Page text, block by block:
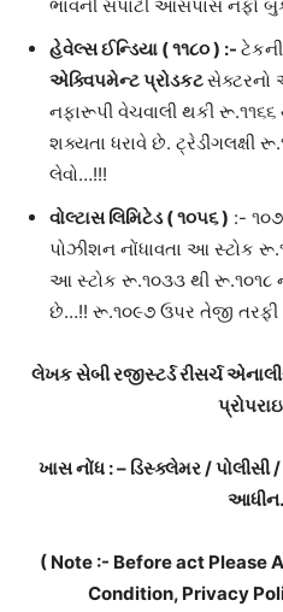
ભાવની સપાટી આસપાસ નફો
હેવેલ્સ ઈન્ડિયા ( ૧૧૮૦) :-
એક્વિપમેન્ટ પ્રોડકટસેક્ટરનો
નફારૂપી વેચવાલી થકી રૂ.૧૧૬૬
શક્યતા ધરાવે છે. ટ્રેડીંગલક્ષી
લેવો…!!!
વોલ્ટાસ લિમિટેડ(૧૦૫૬) :-
પોઝીશન નોંધાવતા આ સ્ટોક
આ સ્ટોક રૂ.૧૦૩૩ થી રૂ.૧૦૧૮
છે…!! રૂ.૧૦૯૭ ઉપર તેજી તરફી
લેખક સેબી રજીસ્ટર્ડ રીસર્ચ
ખાસ નોંધ : – ડિસ્ક્લેમર/પોલીસી/
આધીન
( Note :- Before act Please
Condition, Privacy